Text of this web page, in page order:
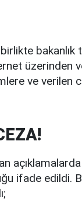
bakanlık
üzerinden
ve verilen
ifade edildi.